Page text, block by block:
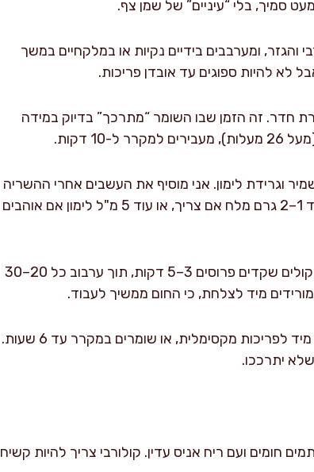
ומערבבים בידיים נקיות או במלקחיים במשך
דקות בטמפרטורת חדר. זה הזמן שבו השומר “מתרכך” בדיוק במידה
דקות.
וגרידת לימון. אני מוסיף את העשבים אחרי ההשריה
כדי לשמור על צבע ירוק וריח רענן. בשלב הזה טועמים ומתקנים: עוד 1–2 גרם מלח אם צריך, או עוד 5 מ"ל לימון אם אוהבים
: במחבת יבשה על אש בינונית קולים שקדים פרוסים 3–5 דקות, תוך ערבוב כל 20–30
מיד לצלחת, כי החום ממשיך לעבוד.
: מפזרים מעל את השקדים (ואם רוצים גם צימוקים). מגישים מיד לפריכות מקסימלית, או שומרים במקרר עד 6 שעות.
יתרככו.
חומים ועם ריח אניס עדין. קולורבי צריך להיות קשיח